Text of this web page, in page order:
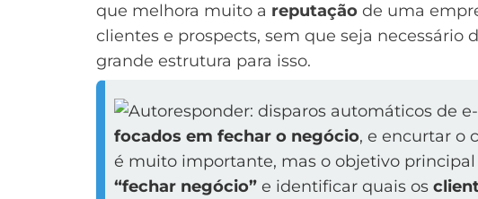
que melhora muito a reputação de uma
clientes e prospects, sem que seja necessário
grande estrutura para isso.
focados em fechar o negócio, e encurtar o
é muito importante, mas o objetivo principal
“fechar negócio” e identificar quais os